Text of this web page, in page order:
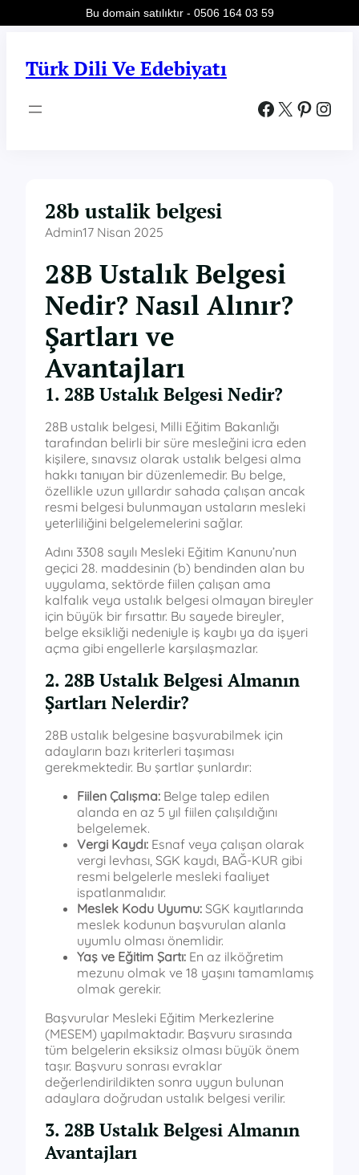
Türk Dili Ve Edebiyatı
Facebook X Pinterest Instagram
28b ustalik belgesi
Admin17 Nisan 2025
28B Ustalık Belgesi
Nedir? Nasıl Alınır?
Şartları ve
Avantajları
1. 28B Ustalık Belgesi Nedir?
28B ustalık belgesi, Milli Eğitim Bakanlığı
tarafından belirli bir süre mesleğini icra eden
kişilere, sınavsız olarak ustalık belgesi alma
hakkı tanıyan bir düzenlemedir. Bu belge,
özellikle uzun yıllardır sahada çalışan ancak
resmi belgesi bulunmayan ustaların mesleki
yeterliliğini belgelemelerini sağlar.
Adını 3308 sayılı Mesleki Eğitim Kanunu’nun
geçici 28. maddesinin (b) bendinden alan bu
uygulama, sektörde fiilen çalışan ama
kalfalık veya ustalık belgesi olmayan bireyler
için büyük bir fırsattır. Bu sayede bireyler,
belge eksikliği nedeniyle iş kaybı ya da işyeri
açma gibi engellerle karşılaşmazlar.
2. 28B Ustalık Belgesi Almanın
Şartları Nelerdir?
28B ustalık belgesine başvurabilmek için
adayların bazı kriterleri taşıması
gerekmektedir. Bu şartlar şunlardır:
Fiilen Çalışma: Belge talep edilen
alanda en az 5 yıl fiilen çalışıldığını
belgelemek.
Vergi Kaydı: Esnaf veya çalışan olarak
vergi levhası, SGK kaydı, BAĞ-KUR gibi
resmi belgelerle mesleki faaliyet
ispatlanmalıdır.
Meslek Kodu Uyumu: SGK kayıtlarında
meslek kodunun başvurulan alanla
uyumlu olması önemlidir.
Yaş ve Eğitim Şartı: En az ilköğretim
mezunu olmak ve 18 yaşını tamamlamış
olmak gerekir.
Başvurular Mesleki Eğitim Merkezlerine
(MESEM) yapılmaktadır. Başvuru sırasında
tüm belgelerin eksiksiz olması büyük önem
taşır. Başvuru sonrası evraklar
değerlendirildikten sonra uygun bulunan
adaylara doğrudan ustalık belgesi verilir.
3. 28B Ustalık Belgesi Almanın
Avantajları
Bu domain satılıktır - 0506 164 03 59